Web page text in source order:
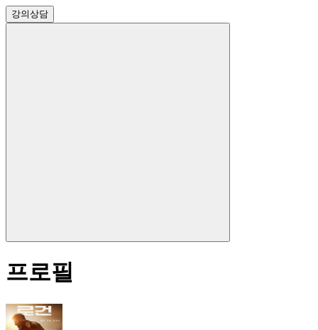
강의상담
프로필